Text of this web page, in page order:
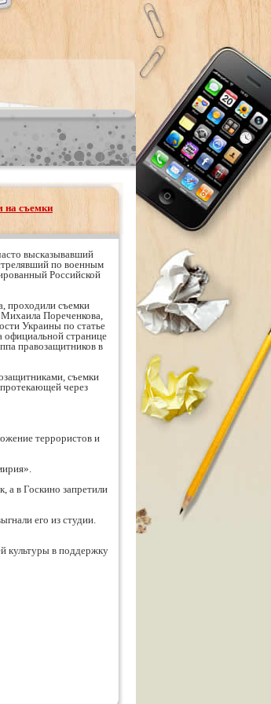
на съемки
высказывавший
по военным
Российской
проходили съемки
Михаила Пореченкова,
Украины по статье
странице
правозащитников в
съемки
через
террористов и
а в Госкино запретили
его из студии.
культуры в поддержку